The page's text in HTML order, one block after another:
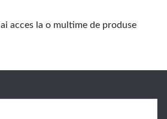
ai acces la o multime de produse